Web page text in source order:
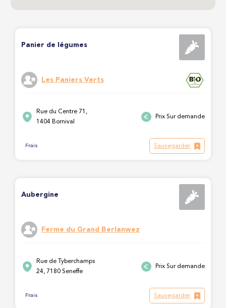
Panier de légumes
Les Paniers Verts
Rue du Centre 71,
1404 Bornival
Prix Sur demande
Frais Sauvegarder
Aubergine
Ferme du Grand Berlanwez
Rue de Tyberchamps
24, 7180 Seneffe
Prix Sur demande
Frais Sauvegarder